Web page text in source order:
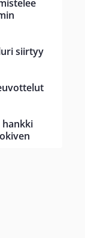
siirtyy
hankki